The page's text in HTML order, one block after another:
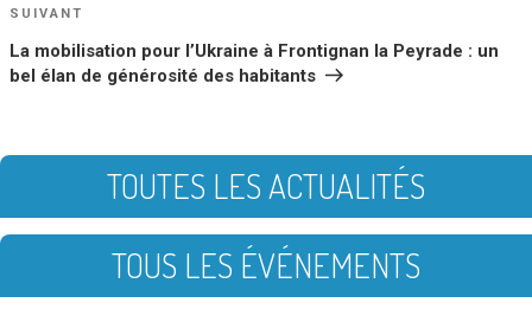
Article
SUIVANT
La mobilisation pour l’Ukraine à Frontignan la Peyrade : un
bel élan de générosité des habitants
TOUTES LES ACTUALITÉS
TOUS LES ÉVÉNEMENTS